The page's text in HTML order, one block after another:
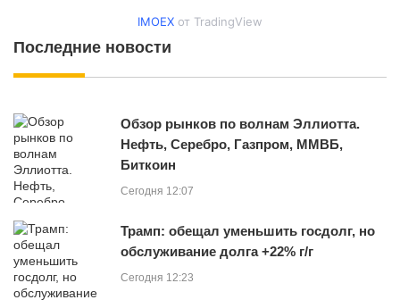
IMOEX от TradingView
Последние новости
Обзор рынков по волнам Эллиотта.
Нефть, Серебро, Газпром, ММВБ,
Биткоин
Сегодня 12:07
Трамп: обещал уменьшить госдолг, но
обслуживание долга +22% г/г
Сегодня 12:23